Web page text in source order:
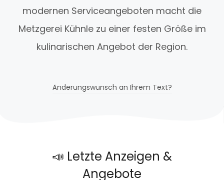
modernen Serviceangeboten macht die
Metzgerei Kühnle zu einer festen Größe im
kulinarischen Angebot der Region.
Änderungswunsch an Ihrem Text?